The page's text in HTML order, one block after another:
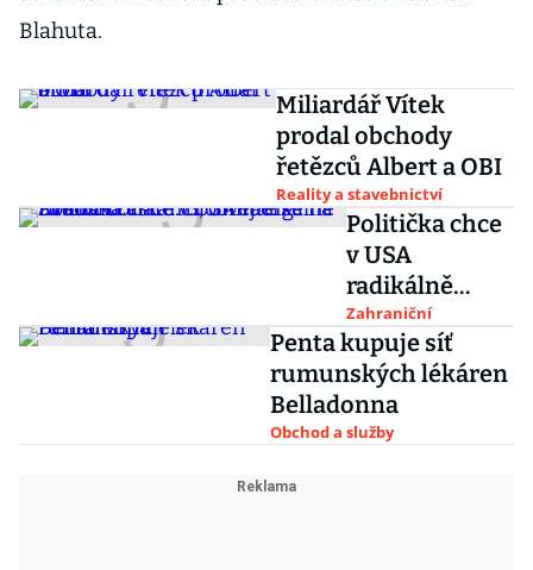
Blahuta.
Miliardář Vítek
prodal obchody
řetězců Albert a OBI
Reality a stavebnictví
Politička chce
v USA
radikálně
zdanit bohaté.
Bloomberg:
Kritici i
zastánci,
dívejte se na
Zahraniční
Penta kupuje síť
rumunských lékáren
Belladonna
Obchod a služby